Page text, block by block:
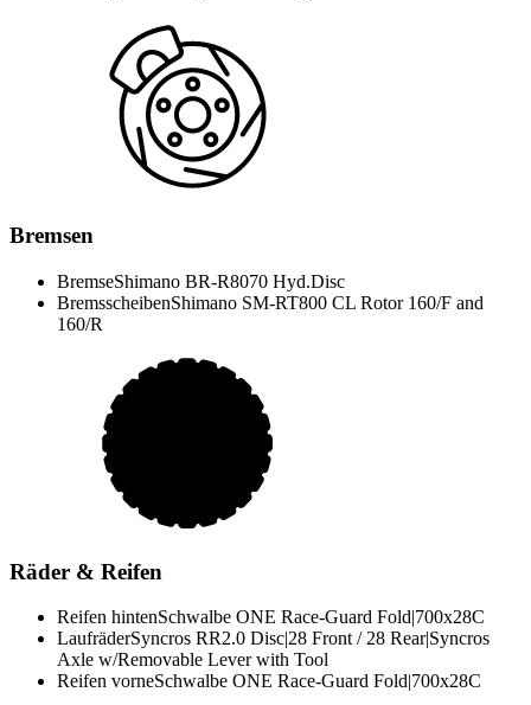
Bremsen
BremseShimano BR-R8070 Hyd.Disc
BremsscheibenShimano SM-RT800 CL Rotor 160/F and
160/R
Räder & Reifen
Reifen hintenSchwalbe ONE Race-Guard Fold|700x28C
LaufräderSyncros RR2.0 Disc|28 Front / 28 Rear|Syncros
Axle w/Removable Lever with Tool
Reifen vorneSchwalbe ONE Race-Guard Fold|700x28C